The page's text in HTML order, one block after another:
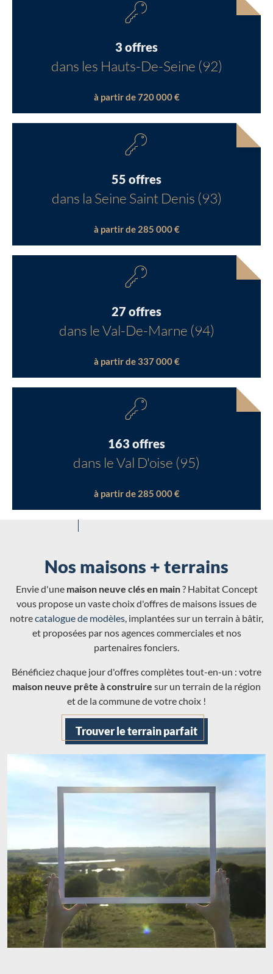
3 offres
dans les Hauts-De-Seine (92)
à partir de 720 000 €
55 offres
dans la Seine Saint Denis (93)
à partir de 285 000 €
27 offres
dans le Val-De-Marne (94)
à partir de 337 000 €
163 offres
dans le Val D'oise (95)
à partir de 285 000 €
Nos maisons + terrains
Envie d'une maison neuve clés en main? Habitat Concept
vous propose un vaste choix d'offres de maisons issues de
notrecatalogue de modèles, implantées sur un terrain à bâtir,
et proposées par nos agences commerciales et nos
partenaires fonciers.
Bénéficiez chaque jour d'offres complètes tout-en-un : votre
maison neuve prête à construire sur un terrain de la région
et de la commune de votre choix !
Trouver le terrain parfait